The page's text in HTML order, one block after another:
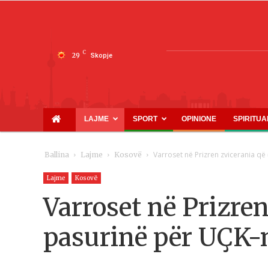
29 C Skopje
LAJME SPORT OPINIONE
Ballina Lajme Kosovë Varroset në Prizren zvicerania
Lajme Kosovë
Varroset në
pasurinë për UÇK-